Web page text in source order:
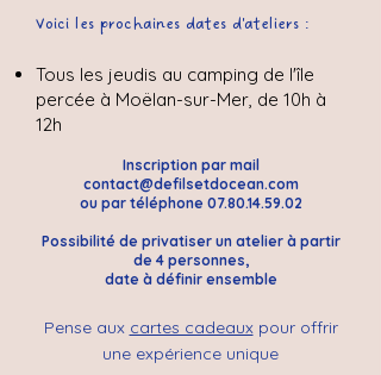
Voici les prochaines dates d'ateliers :
Tous les jeudis au camping de l'île
percée à Moëlan-sur-Mer, de 10h à
12h
Inscription par mail
contact@defilsetdocean.com
ou par téléphone 07.80.14.59.02
Possibilité de privatiser un atelier à partir
de 4 personnes,
date à définir ensemble
Pense aux cartes cadeauxpour offrir
une expérience unique